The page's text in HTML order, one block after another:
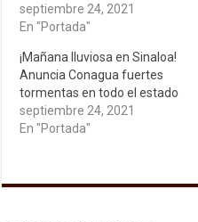
septiembre 24, 2021
En "Portada"
¡Mañana lluviosa en Sinaloa!
Anuncia Conagua fuertes
tormentas en todo el estado
septiembre 24, 2021
En "Portada"